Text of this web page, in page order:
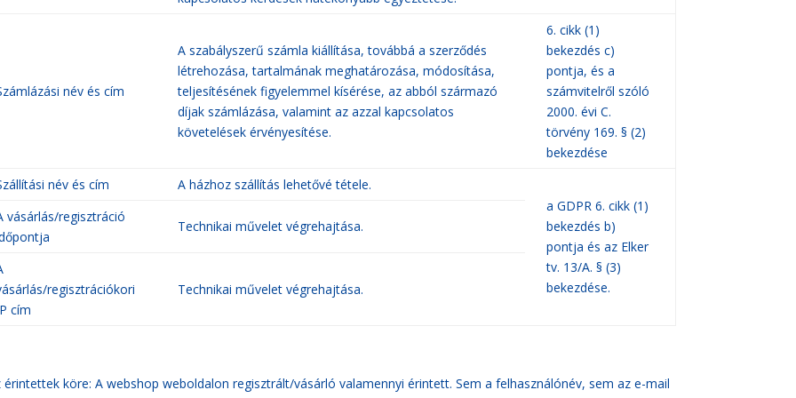
név és cím
A szabályszerű számla kiállítása, továbbá a szerződés
létrehozása, tartalmának meghatározása, módosítása,
teljesítésének figyelemmel kísérése, az abból származó
díjak számlázása, valamint az azzal kapcsolatos
követelések érvényesítése.
6. cikk (1)
bekezdés c)
pontja, és a
számvitelről szóló
2000. évi C.
törvény 169. § (2)
bekezdése
név és cím
A házhoz szállítás lehetővé tétele.
a GDPR 6. cikk (1)
bekezdés b)
pontja és az Elker
tv. 13/A. § (3)
bekezdése.
vásárlás/regisztráció
Technikai művelet végrehajtása.
regisztrációkori
cím
Technikai művelet végrehajtása.
érintettek köre: A webshop weboldalon regisztrált/vásárló valamennyi érintett. Sem a felhasználónév, sem az e-mail